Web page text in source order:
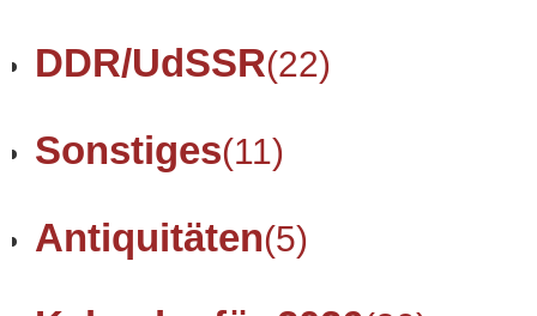
DDR/UdSSR(22)
Sonstiges(11)
Antiquitäten(5)